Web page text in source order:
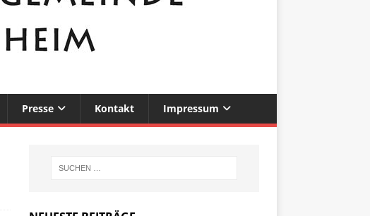
Presse Kontakt Impressum